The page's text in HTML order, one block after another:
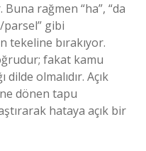
rağmen “ha”, “da
parsel” gibi
tekeline bırakıyor.
fakat kamu
olmalıdır. Açık
dönen tapu
hataya açık bir